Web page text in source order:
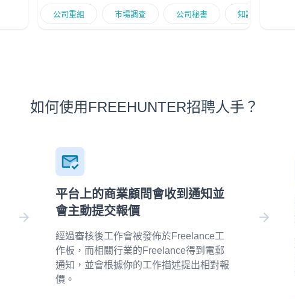
secretary area, has own business experience
and provide professional advice to startup to
公司重組 市場調查 公司秘書 知識產權
如何使用FREEHUNTER招聘人手？
平台上的商業顧問會收到通知並
會主動提交報價
經過審核後工作會被發佈於Freelance工
作板，而相關行業的Freelance得到電郵
通知，並會根據你的工作描述提出相對報
價。